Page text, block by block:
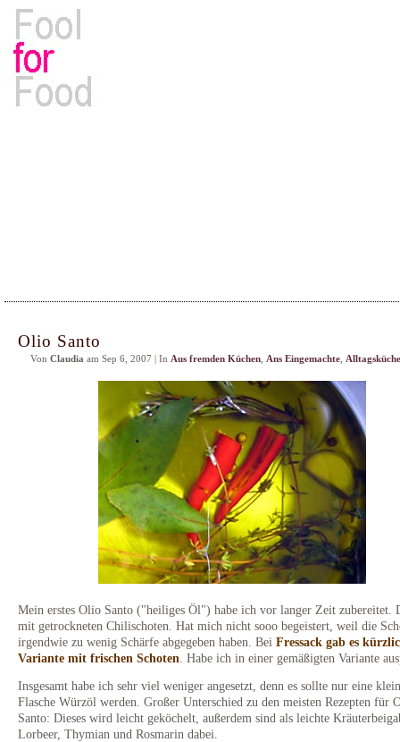
Olio Santo
Von Claudia am Sep 6, 2007 | In Aus fremden Küchen Ans Eingemachte Alltagsküche
Mein erstes Olio Santo ("heiliges Öl") habe ich vor langer Zeit zubereitet.
mit getrockneten Chilischoten. Hat mich nicht sooo begeistert, weil die
irgendwie zu wenig Schärfe abgegeben haben. Bei Fressack gab es
Variante mit frischen Schoten . Habe ich in einer gemäßigten Variante
Insgesamt habe ich sehr viel weniger angesetzt, denn es sollte nur eine
Flasche Würzöl werden. Großer Unterschied zu den meisten Rezepten für
Santo: Dieses wird leicht geköchelt, außerdem sind als leichte
Lorbeer, Thymian und Rosmarin dabei.